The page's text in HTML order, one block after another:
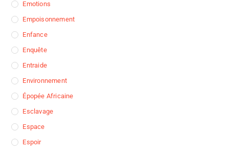
Emotions
Empoisonnement
Enfance
Enquête
Entraide
Environnement
Épopée Africaine
Esclavage
Espace
Espoir